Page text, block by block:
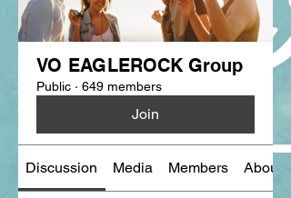
VO EAGLEROCK Group
Public · 649 members
Join
Discussion Media Members About